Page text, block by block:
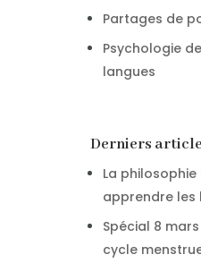
Partages de
Psychologie
langues
Derniers
La philosophie
apprendre les
Spécial 8
cycle